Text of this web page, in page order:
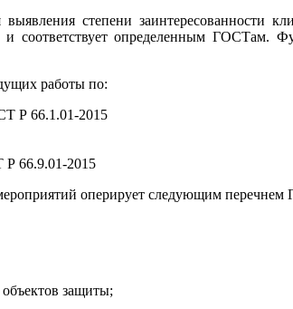
степени заинтересованности
соответствует определенным ГОСТам.
работы по:
Р 66.1.01-2015
66.9.01-2015
оперирует следующим перечнем
защиты;